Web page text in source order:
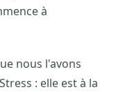
à
nous l'avons
: elle est à la